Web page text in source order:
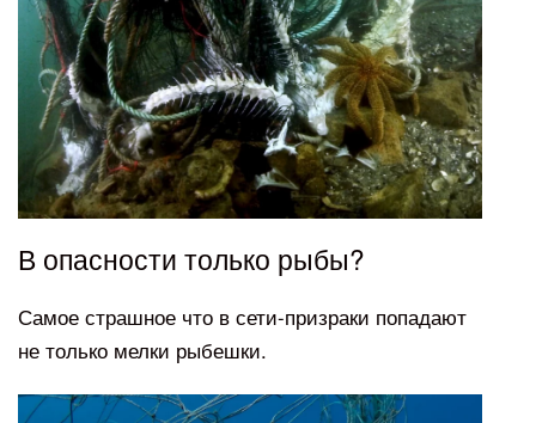
В опасности только рыбы?
Самое страшное что в сети-призраки попадают
не только мелки рыбешки.